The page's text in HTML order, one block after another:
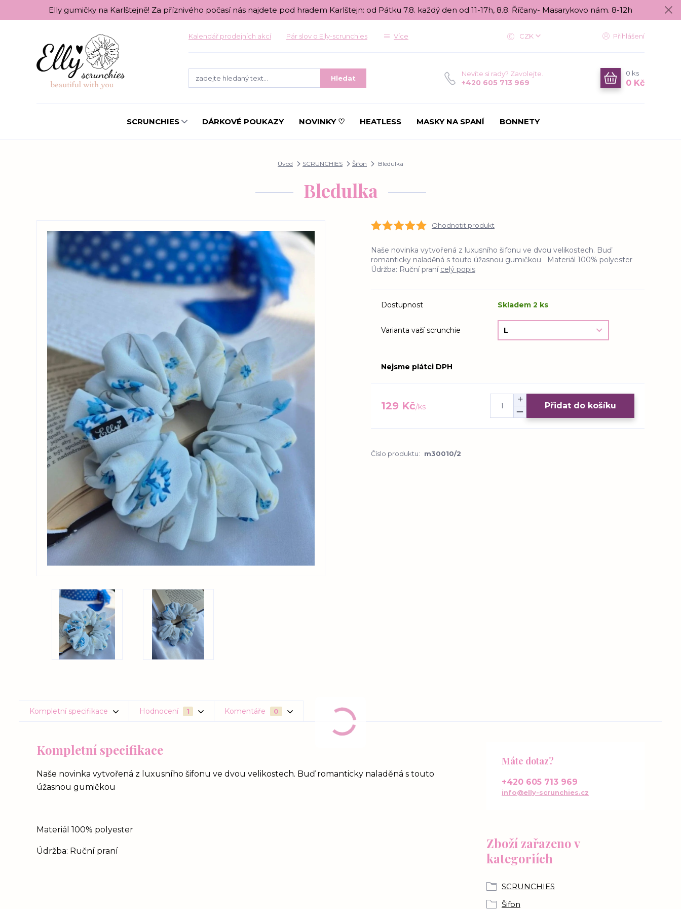
Elly gumičky na Karlštejně! Za příznivého počasí nás najdete pod hradem Karlštejn: od Pátku 7.8. každý den od 11-17h, 8.8. Říčany- Masarykovo nám. 8-12h
Kalendář prodejních akcí Pár slov o Elly-scrunchies Více CZK Přihlášení
Hledat
Nevíte si rady? Zavolejte.
+420 605 713 969
0 ks
0 Kč
SCRUNCHIES DÁRKOVÉ POUKAZY NOVINKY ♡ HEATLESS MASKY NA SPANÍ BONNETY
Úvod SCRUNCHIES Šifon Bledulka
Bledulka
Ohodnotit produkt
Naše novinka vytvořená z luxusního šifonu ve dvou velikostech. Buď
romanticky naladěná s touto úžasnou gumičkou Materiál 100% polyester
Údržba: Ruční praní celý popis
Dostupnost Skladem 2 ks
Varianta vaší scrunchie
Nejsme plátci DPH
129 Kč/ks Přidat do košíku
Číslo produktu: m30010/2
Kompletní specifikace Hodnocení 1 Komentáře 0
Kompletní specifikace
Naše novinka vytvořená z luxusního šifonu ve dvou velikostech. Buď romanticky naladěná s touto
úžasnou gumičkou
Materiál 100% polyester
Údržba: Ruční praní
Zboží zařazeno v
kategoriích
SCRUNCHIES
Šifon
Máte dotaz?
+420 605 713 969
info@elly-scrunchies.cz